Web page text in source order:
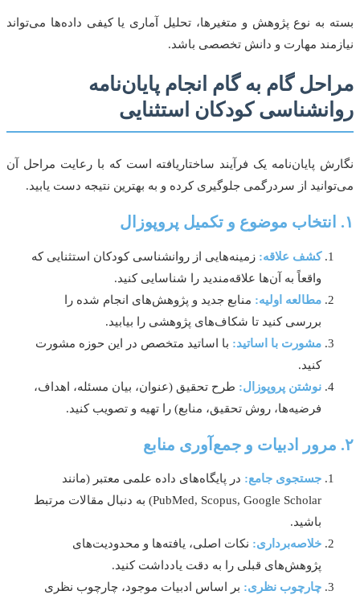
به نوع پژوهش و متغیرها، تحلیل آماری یا کیفی داده‌ها می‌تواند
مهارت و دانش تخصصی باشد.
گام به گام انجام پایان‌نامه
کودکان استثنایی
پایان‌نامه یک فرآیند ساختاریافته است که با رعایت مراحل آن
از سردرگمی جلوگیری کرده و به بهترین نتیجه دست یابید.
کشف علاقه:زمینه‌هایی از روانشناسی کودکان استثنایی که
واقعاً به آن‌ها علاقه‌مندید را شناسایی کنید.
مطالعه اولیه: منابع جدید و پژوهش‌های انجام شده را
بررسی کنید تا شکاف‌های پژوهشی را بیابید.
مشورت با اساتید:با اساتید متخصص در این حوزه مشورت
نوشتن پروپوزال:طرح تحقیق (عنوان، بیان مسئله، اهداف،
فرضیه‌ها، روش تحقیق، منابع) را تهیه و تصویب کنید.
جستجوی جامع:در پایگاه‌های داده علمی معتبر (مانند
PubMed, Scopus, Google Scholar) به دنبال مقالات مرتبط
باشید.
خلاصه‌برداری:نکات اصلی، یافته‌ها و محدودیت‌های
پژوهش‌های قبلی را به دقت یادداشت کنید.
چارچوب نظری:بر اساس ادبیات موجود، چارچوب نظری